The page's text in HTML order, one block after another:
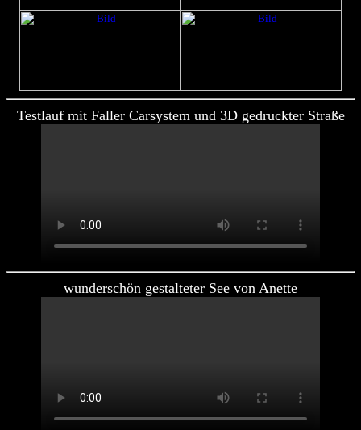
Testlauf mit Faller Carsystem und 3D gedruckter Straße
wunderschön gestalteter See von Anette